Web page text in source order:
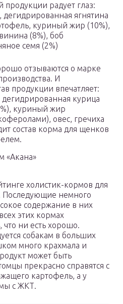
продукции радует глаз:
дегидрированная ягнятина
куриный жир (10%),
(8%), боб
семя (2%)
отзываются о марке
И
продукции впечатляет:
дегидрированная курица
куриный жир
овес, гречиха
состав корма для щенков
«Акана»
холистик-кормов для
Последующие немного
содержание в них
этих кормах
что ни есть хорошо.
собакам в больших
много крахмала и
может быть
прекрасно справятся с
картофель, а у
с ЖКТ.